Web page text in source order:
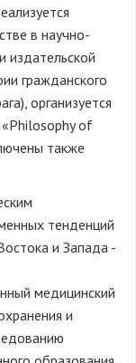
в научно-
издательской
гражданского
организуется
«Philosophy of
также
тенденций
и Запада -
медицинский
и